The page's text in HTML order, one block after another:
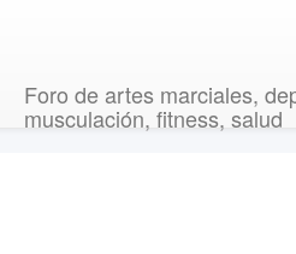
Foro de artes marciales,
musculación, fitness, salud